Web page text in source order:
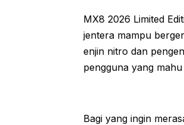
MX8 2026 Limited
jentera mampu
enjin nitro dan
pengguna yang
Bagi yang ingin